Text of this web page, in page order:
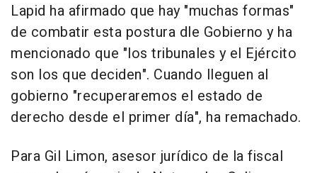
Lapid ha afirmado que hay "muchas formas"
de combatir esta postura dle Gobierno y ha
mencionado que "los tribunales y el Ejército
son los que deciden". Cuando lleguen al
gobierno "recuperaremos el estado de
derecho desde el primer día", ha remachado.
Para Gil Limon, asesor jurídico de la fiscal